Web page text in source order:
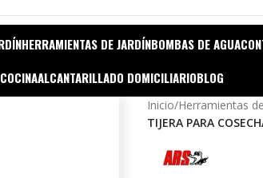
HERRAMIENTAS DE JARDÍNBOMBAS DE AGUA
ALCANTARILLADO DOMICILIARIOBLOG
Inicio/Herramientas
TIJERA PARA